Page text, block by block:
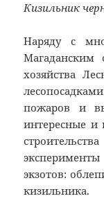
Кизильник
Наряду с
Магаданским
хозяйства
пожаров и
интересные и
экзотов:
кизильника.